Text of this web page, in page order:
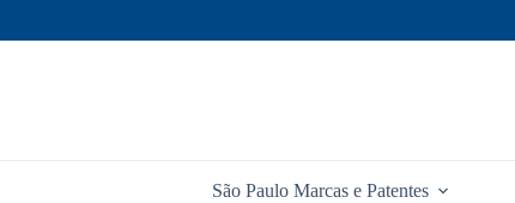
São Paulo Marcas e Patentes